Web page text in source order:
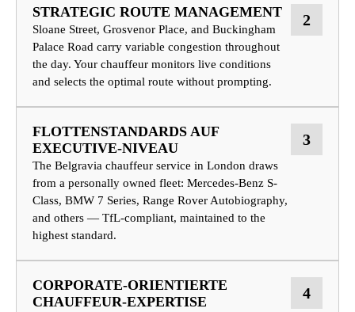
STRATEGIC ROUTE MANAGEMENT
Sloane Street, Grosvenor Place, and Buckingham
Palace Road carry variable congestion throughout
the day. Your chauffeur monitors live conditions
and selects the optimal route without prompting.
2
FLOTTENSTANDARDS AUF
EXECUTIVE-NIVEAU
The Belgravia chauffeur service in London draws
from a personally owned fleet: Mercedes-Benz S-
Class, BMW 7 Series, Range Rover Autobiography,
and others — TfL-compliant, maintained to the
highest standard.
3
CORPORATE-ORIENTIERTE
CHAUFFEUR-EXPERTISE
4